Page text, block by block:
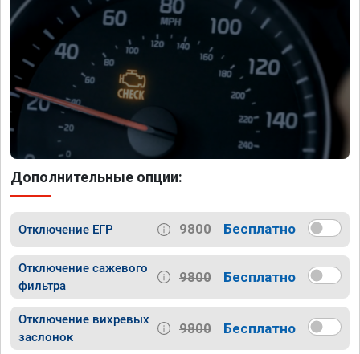
Дополнительные опции:
Отключение ЕГР 9800 Бесплатно
Отключение сажевого
фильтра
9800 Бесплатно
Отключение вихревых
заслонок
9800 Бесплатно